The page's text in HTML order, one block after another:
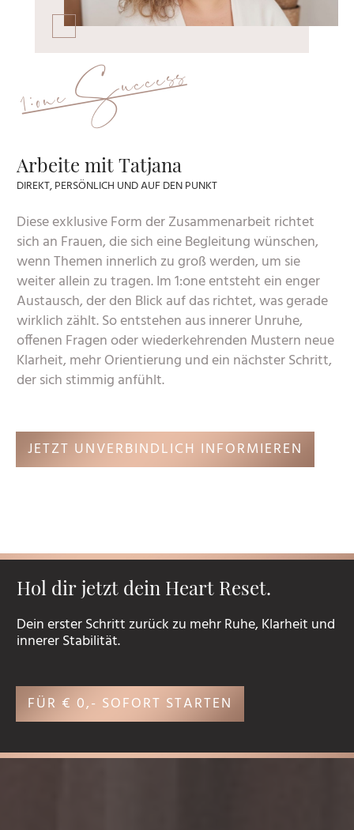
1:one Success
Arbeite mit Tatjana
DIREKT, PERSÖNLICH UND AUF DEN PUNKT
Diese exklusive Form der Zusammenarbeit richtet
sich an Frauen, die sich eine Begleitung wünschen,
wenn Themen innerlich zu groß werden, um sie
weiter allein zu tragen. Im 1:one entsteht ein enger
Austausch, der den Blick auf das richtet, was gerade
wirklich zählt. So entstehen aus innerer Unruhe,
offenen Fragen oder wiederkehrenden Mustern neue
Klarheit, mehr Orientierung und ein nächster Schritt,
der sich stimmig anfühlt.
JETZT UNVERBINDLICH INFORMIEREN
Hol dir jetzt dein Heart Reset.
Dein erster Schritt zurück zu mehr Ruhe, Klarheit und
innerer Stabilität.
FÜR € 0,- SOFORT STARTEN